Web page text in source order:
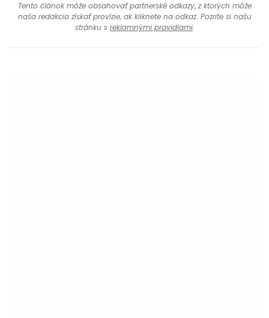
Tento článok môže obsahovať partnerské odkazy, z ktorých môže
naša redakcia získať provízie, ak kliknete na odkaz. Pozrite si našu
stránku s reklamnými pravidlami.